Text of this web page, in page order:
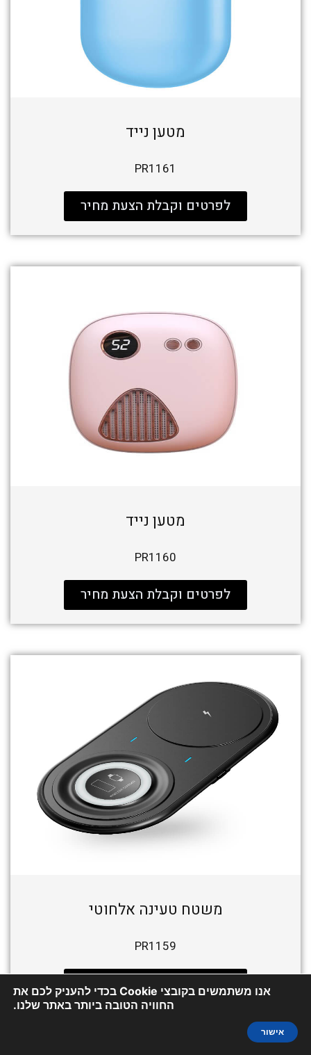
מטען נייד
PR1161
לפרטים וקבלת הצעת מחיר
מטען נייד
PR1160
לפרטים וקבלת הצעת מחיר
משטח טעינה אלחוטי
PR1159
לפרטים וקבלת הצעת מחיראנו משתמשים בקובצי Cookie בכדי להעניק לכם את
החוויה הטובה ביותר באתר שלנו.
אישור